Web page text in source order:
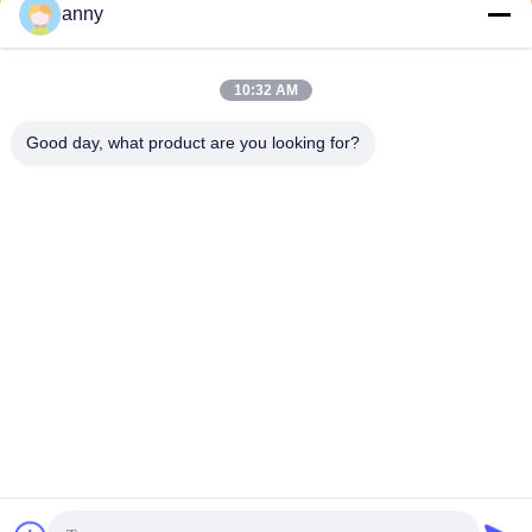
Στείλε
anny
10:32 AM
Good day, what product are you looking for?